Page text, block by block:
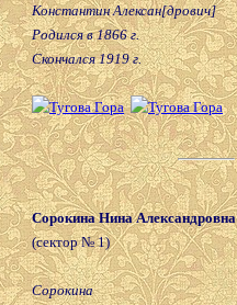
Константин Алексан[дрович]
Родился в 1866 г.
Скончался 1919 г.
Сорокина Нина Александровна
(сектор № 1)
Сорокина